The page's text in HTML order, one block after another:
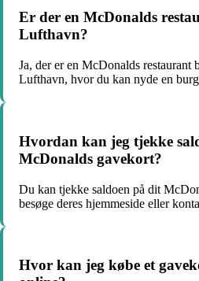
Er der en McDonalds
Lufthavn?
Ja, der er en McDonalds restaurant
Lufthavn, hvor du kan nyde en
Hvordan kan jeg tjekke
McDonalds gavekort?
Du kan tjekke saldoen på dit
besøge deres hjemmeside eller
Hvor kan jeg købe et